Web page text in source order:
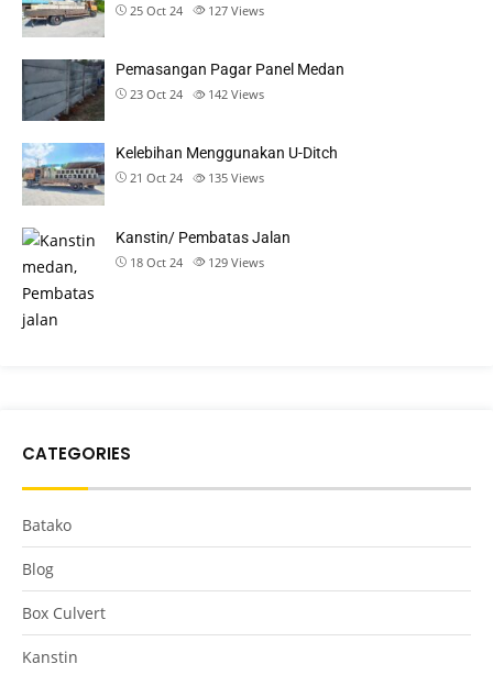
25 Oct 24 127 Views
Pemasangan Pagar Panel Medan
23 Oct 24 142 Views
Kelebihan Menggunakan U-Ditch
21 Oct 24 135 Views
Kanstin/ Pembatas Jalan
18 Oct 24 129 Views
CATEGORIES
Batako
Blog
Box Culvert
Kanstin